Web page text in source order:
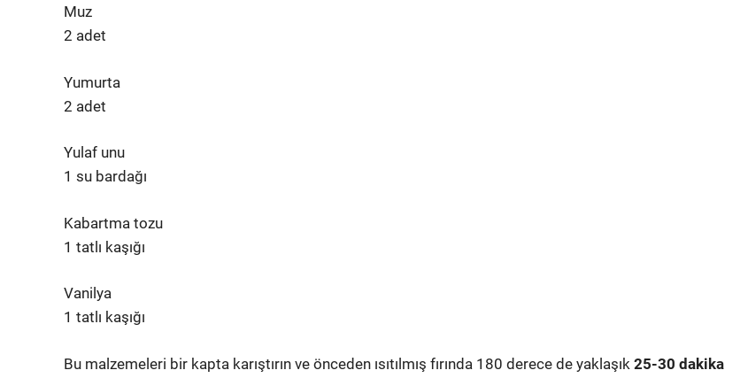
Muz
2 adet
Yumurta
2 adet
Yulaf unu
1 su bardağı
Kabartma tozu
1 tatlı kaşığı
Vanilya
1 tatlı kaşığı
Bu malzemeleri bir kapta karıştırın ve önceden ısıtılmış fırında 180 derece de yaklaşık 25-30 dakika